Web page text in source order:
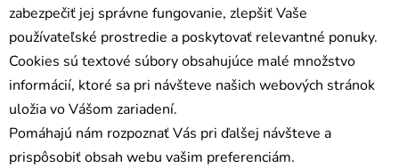
zabezpečiť jej správne fungovanie, zlepšiť Vaše
používateľské prostredie a poskytovať relevantné ponuky.
Cookies sú textové súbory obsahujúce malé množstvo
informácií, ktoré sa pri návšteve našich webových stránok
uložia vo Vášom zariadení.
Pomáhajú nám rozpoznať Vás pri ďalšej návšteve a
prispôsobiť obsah webu vašim preferenciám.